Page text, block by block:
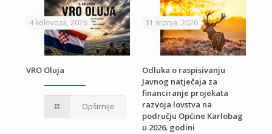
4 kolovoza, 2026
VRO Oluja
Opširnije
31 srpnja, 2026
Odluka o raspisivanju
Javnog natječaja za
financiranje projekata
razvoja lovstva na
području Općine Karlobag
u 2026. godini